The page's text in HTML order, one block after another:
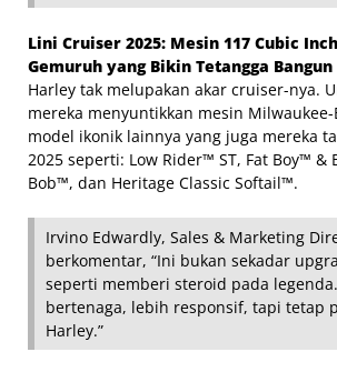
Lini Cruiser 2025: Mesin 117 Cubic
Gemuruh yang Bikin Tetangga Bangun
Harley tak melupakan akar cruiser-nya.
mereka menyuntikkan mesin
model ikonik lainnya yang juga mereka
2025 seperti: Low Rider™ ST, Fat Boy™ &
Bob™, dan Heritage Classic Softail™.
Irvino Edwardly, Sales & Marketing
berkomentar, “Ini bukan sekadar
seperti memberi steroid pada
bertenaga, lebih responsif, tapi tetap
Harley.”